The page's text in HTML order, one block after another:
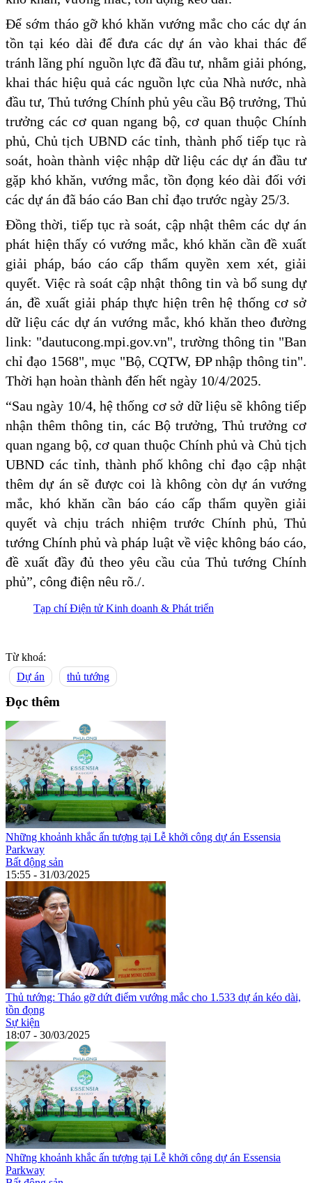
Để sớm tháo gỡ khó khăn vướng mắc cho các dự án
tồn tại kéo dài để đưa các dự án vào khai thác để
tránh lãng phí nguồn lực đã đầu tư, nhằm giải phóng,
khai thác hiệu quả các nguồn lực của Nhà nước, nhà
đầu tư, Thủ tướng Chính phủ yêu cầu Bộ trưởng, Thủ
trưởng các cơ quan ngang bộ, cơ quan thuộc Chính
phủ, Chủ tịch UBND các tỉnh, thành phố tiếp tục rà
soát, hoàn thành việc nhập dữ liệu các dự án đầu tư
gặp khó khăn, vướng mắc, tồn đọng kéo dài đối với
các dự án đã báo cáo Ban chỉ đạo trước ngày 25/3.
Đồng thời, tiếp tục rà soát, cập nhật thêm các dự án
phát hiện thấy có vướng mắc, khó khăn cần đề xuất
giải pháp, báo cáo cấp thẩm quyền xem xét, giải
quyết. Việc rà soát cập nhật thông tin và bổ sung dự
án, đề xuất giải pháp thực hiện trên hệ thống cơ sở
dữ liệu các dự án vướng mắc, khó khăn theo đường
link: "dautucong.mpi.gov.vn", trường thông tin "Ban
chỉ đạo 1568", mục "Bộ, CQTW, ĐP nhập thông tin".
Thời hạn hoàn thành đến hết ngày 10/4/2025.
“Sau ngày 10/4, hệ thống cơ sở dữ liệu sẽ không tiếp
nhận thêm thông tin, các Bộ trưởng, Thủ trưởng cơ
quan ngang bộ, cơ quan thuộc Chính phủ và Chủ tịch
UBND các tỉnh, thành phố không chỉ đạo cập nhật
thêm dự án sẽ được coi là không còn dự án vướng
mắc, khó khăn cần báo cáo cấp thẩm quyền giải
quyết và chịu trách nhiệm trước Chính phủ, Thủ
tướng Chính phủ và pháp luật về việc không báo cáo,
đề xuất đầy đủ theo yêu cầu của Thủ tướng Chính
phủ”, công điện nêu rõ./.
Tạp chí Điện tử Kinh doanh & Phát triển
Từ khoá:
Dự án
thủ tướng
Đọc thêm
Những khoảnh khắc ấn tượng tại Lễ khởi công dự án Essensia
Parkway
Bất động sản
15:55 - 31/03/2025
Thủ tướng: Tháo gỡ dứt điểm vướng mắc cho 1.533 dự án kéo dài,
tồn đọng
Sự kiện
18:07 - 30/03/2025
Những khoảnh khắc ấn tượng tại Lễ khởi công dự án Essensia
Parkway